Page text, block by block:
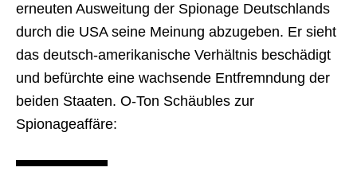
erneuten Ausweitung der Spionage Deutschlands
durch die USA seine Meinung abzugeben. Er sieht
das deutsch-amerikanische Verhältnis beschädigt
und befürchte eine wachsende Entfremndung der
beiden Staaten. O-Ton Schäubles zur
Spionageaffäre: